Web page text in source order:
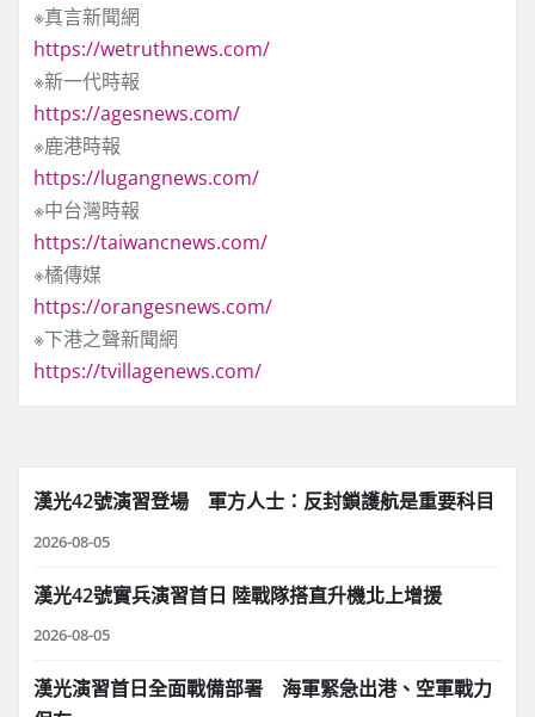
※真言新聞網
https://wetruthnews.com/
※新一代時報
https://agesnews.com/
※鹿港時報
https://lugangnews.com/
※中台灣時報
https://taiwancnews.com/
※橘傳媒
https://orangesnews.com/
※下港之聲新聞網
https://tvillagenews.com/
漢光42號演習登場 軍方人士：反封鎖護航是重要科目
2026-08-05
漢光42號實兵演習首日 陸戰隊搭直升機北上增援
2026-08-05
漢光演習首日全面戰備部署 海軍緊急出港、空軍戰力